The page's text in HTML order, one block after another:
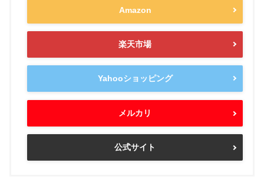
Amazon
楽天市場
Yahooショッピング
メルカリ
公式サイト